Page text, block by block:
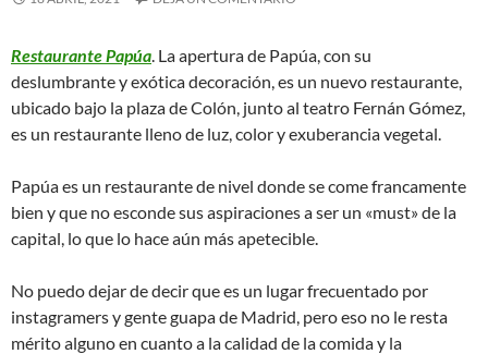
Restaurante Papúa . La apertura de Papúa, con su
deslumbrante y exótica decoración, es un nuevo restaurante,
ubicado bajo la plaza de Colón, junto al teatro Fernán Gómez,
es un restaurante lleno de luz, color y exuberancia vegetal.
Papúa es un restaurante de nivel donde se come francamente
bien y que no esconde sus aspiraciones a ser un «must» de la
capital, lo que lo hace aún más apetecible.
No puedo dejar de decir que es un lugar frecuentado por
instagramers y gente guapa de Madrid, pero eso no le resta
mérito alguno en cuanto a la calidad de la comida y la